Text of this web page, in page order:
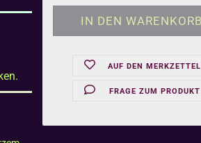
AUF DEN MERKZETTEL
FRAGE ZUM PRODUKT